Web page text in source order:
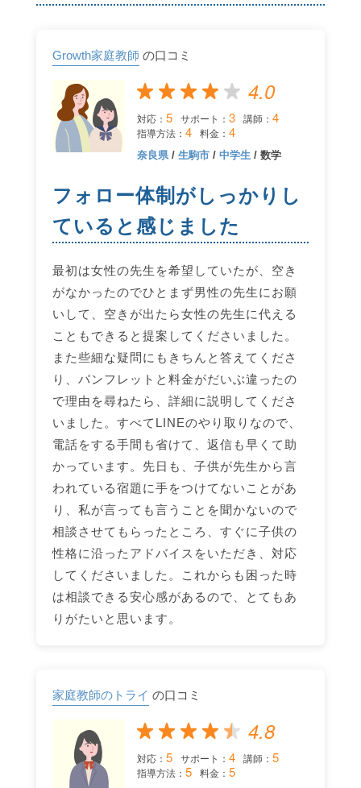
Growth家庭教師 の口コミ
4.0
対応： 5 サポート： 3 講師： 4
指導方法： 4 料金： 4
奈良県/ 生駒市/ 中学生/ 数学
フォロー体制がしっかりし
ていると感じました
最初は女性の先生を希望していたが、空き
がなかったのでひとまず男性の先生にお願
いして、空きが出たら女性の先生に代える
こともできると提案してくださいました。
また些細な疑問にもきちんと答えてくださ
り、パンフレットと料金がだいぶ違ったの
で理由を尋ねたら、詳細に説明してくださ
いました。すべてLINEのやり取りなので、
電話をする手間も省けて、返信も早くて助
かっています。先日も、子供が先生から言
われている宿題に手をつけてないことがあ
り、私が言っても言うことを聞かないので
相談させてもらったところ、すぐに子供の
性格に沿ったアドバイスをいただき、対応
してくださいました。これからも困った時
は相談できる安心感があるので、とてもあ
りがたいと思います。
家庭教師のトライ の口コミ
4.8
対応： 5 サポート： 4 講師： 5
指導方法： 5 料金： 5